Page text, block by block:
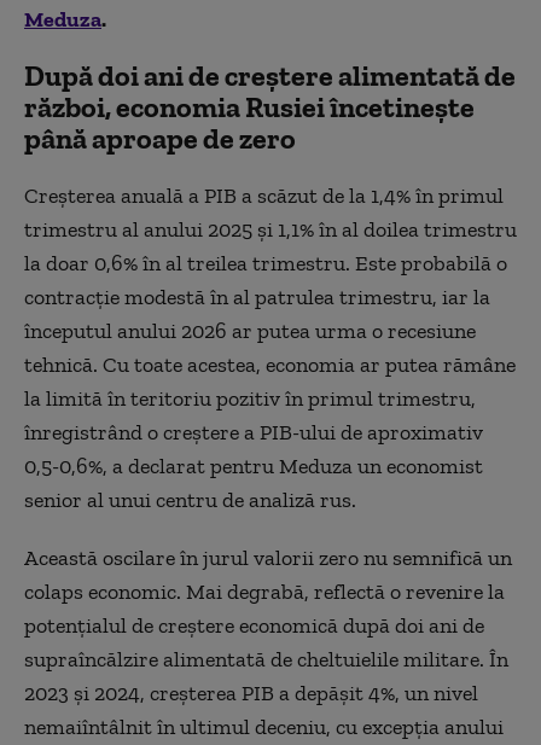
Meduza.
După doi ani de creștere alimentată de
război, economia Rusiei încetinește
până aproape de zero
Creșterea anuală a PIB a scăzut de la 1,4% în primul
trimestru al anului 2025 și 1,1% în al doilea trimestru
la doar 0,6% în al treilea trimestru. Este probabilă o
contracție modestă în al patrulea trimestru, iar la
începutul anului 2026 ar putea urma o recesiune
tehnică. Cu toate acestea, economia ar putea rămâne
la limită în teritoriu pozitiv în primul trimestru,
înregistrând o creștere a PIB-ului de aproximativ
0,5-0,6%, a declarat pentru Meduza un economist
senior al unui centru de analiză rus.
Această oscilare în jurul valorii zero nu semnifică un
colaps economic. Mai degrabă, reflectă o revenire la
potențialul de creștere economică după doi ani de
supraîncălzire alimentată de cheltuielile militare. În
2023 și 2024, creșterea PIB a depășit 4%, un nivel
nemaiîntâlnit în ultimul deceniu, cu excepția anului